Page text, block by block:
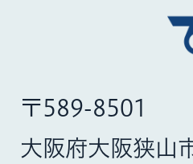
〒589-8501
大阪府大阪狭山